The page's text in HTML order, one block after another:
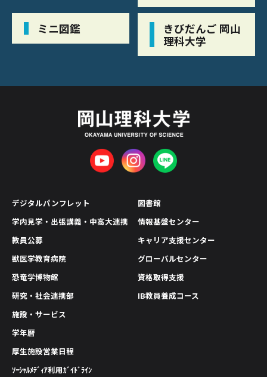
ミニ図鑑
きびだんご 岡山
理科大学
デジタルパンフレット
学内見学・出張講義・中高大連携
教員公募
獣医学教育病院
恐竜学博物館
研究・社会連携部
図書館
情報基盤センター
キャリア支援センター
グローバルセンター
資格取得支援
IB教員養成コース
施設・サービス
学年暦
厚生施設営業日程
ｿｰｼｬﾙﾒﾃﾞｨｱ利用ｶﾞｲﾄﾞﾗｲﾝ